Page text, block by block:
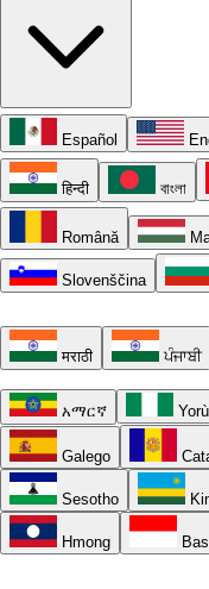
Español
हिन्दी বাংলা
Română
Slovenščina
मराठी ਪੰਜਾਬੀ
አማርኛ
Galego
Sesotho
Hmong